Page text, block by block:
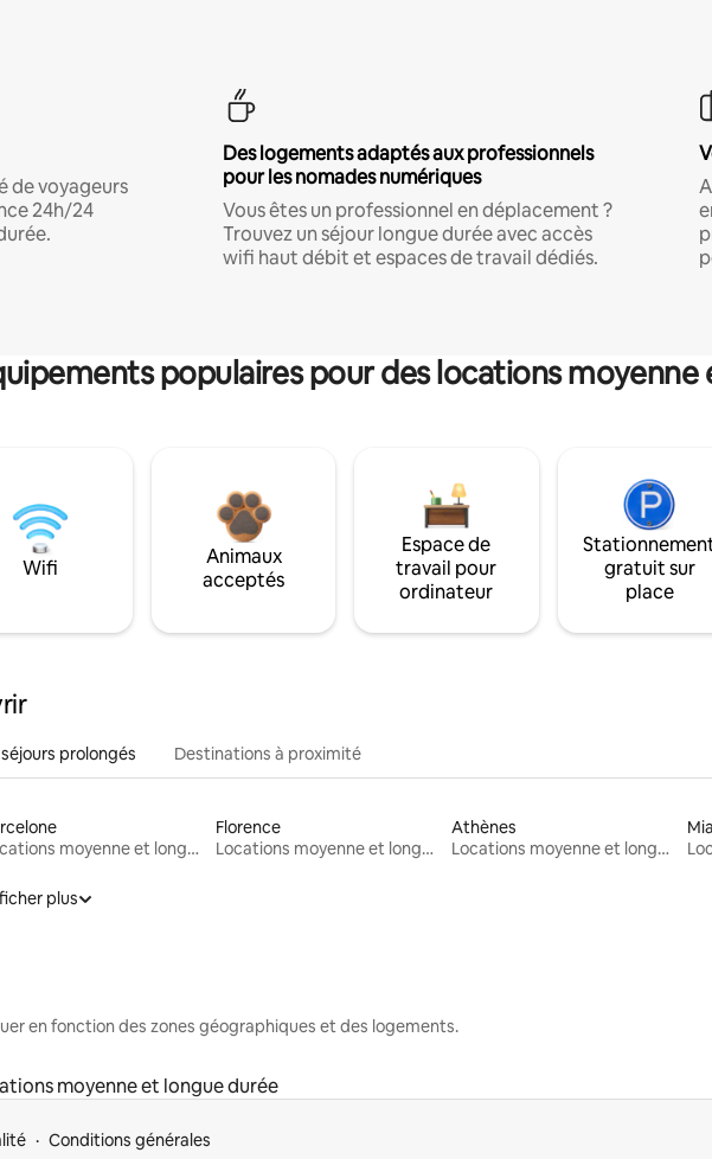
de voyageurs
24h/24
Des logements adaptés aux professionnels
pour les nomades numériques
Vous êtes un professionnel en déplacement ?
Trouvez un séjour longue durée avec accès
wifi haut débit et espaces de travail dédiés.
populaires pour des locations
Wifi
Animaux
acceptés
Espace de
travail pour
ordinateur
gratuit sur
place
prolongés Destinations à proximité
Locations moyenne et longue durée
Florence
Locations moyenne et longue durée
Athènes
Locations moyenne et longue durée
plus
en fonction des zones géographiques et des logements.
moyenne et longue durée
Conditions générales